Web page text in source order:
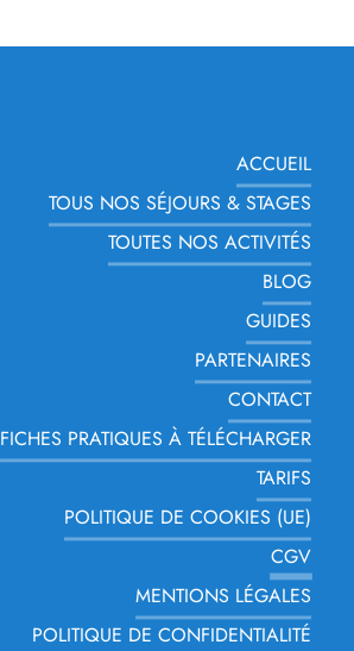
ACCUEIL
TOUS NOS SÉJOURS & STAGES
TOUTES NOS ACTIVITÉS
BLOG
GUIDES
PARTENAIRES
CONTACT
FICHES PRATIQUES À TÉLÉCHARGER
TARIFS
POLITIQUE DE COOKIES (UE)
CGV
MENTIONS LÉGALES
POLITIQUE DE CONFIDENTIALITÉ